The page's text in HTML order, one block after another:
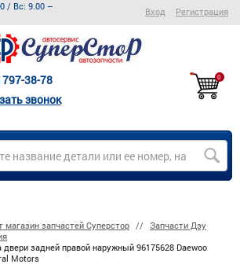
/ Вс: 9.00 –
Вход Регистрация
38-78
звонок
0
магазин запчастей Суперстор
Запчасти Дэу
двери задней правой наружный 96175628 Daewoo
Motors